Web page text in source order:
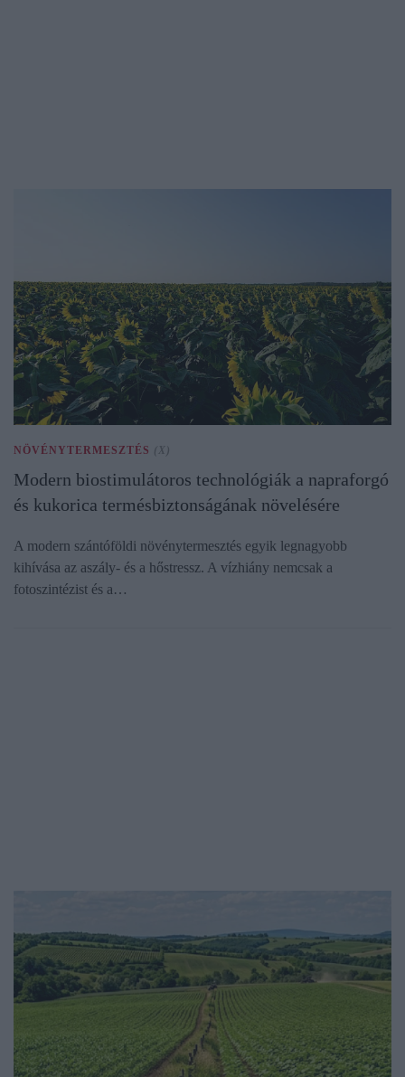
NÖVÉNYTERMESZTÉS (X)
Modern biostimulátoros technológiák a napraforgó
és kukorica termésbiztonságának növelésére
A modern szántóföldi növénytermesztés egyik legnagyobb
kihívása az aszály- és a hőstressz. A vízhiány nemcsak a
fotoszintézist és a…